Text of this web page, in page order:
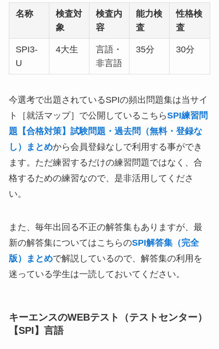
名称
検査対
象
検査内
容
能力検
査
性格検
査
SPI3-
U
4大生
言語・
非言語
35分 30分
今選考で出題されているSPIの頻出問題集は当サイ
ト［就活マップ］で公開しているこちらSPI練習問
題【合格対策】試験問題・過去問（無料・登録な
し）まとめから会員登録なしで利用する事ができ
ます。ただ練習するだけの練習問題ではなく、合
格するための練習なので、是非活用してくださ
い。
また、毎年出回る不正の解答集もありますが、最
新の解答集についてはこちらのSPI解答集（完全
版）まとめで解説しているので、解答集の利用を
迷っている学生は一読しておいてください。
キーエンスのWEBテスト（テストセンター）
【SPI】言語